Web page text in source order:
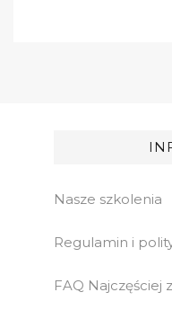
Nasze szkolenia
Regulamin i
FAQ Najczęściej